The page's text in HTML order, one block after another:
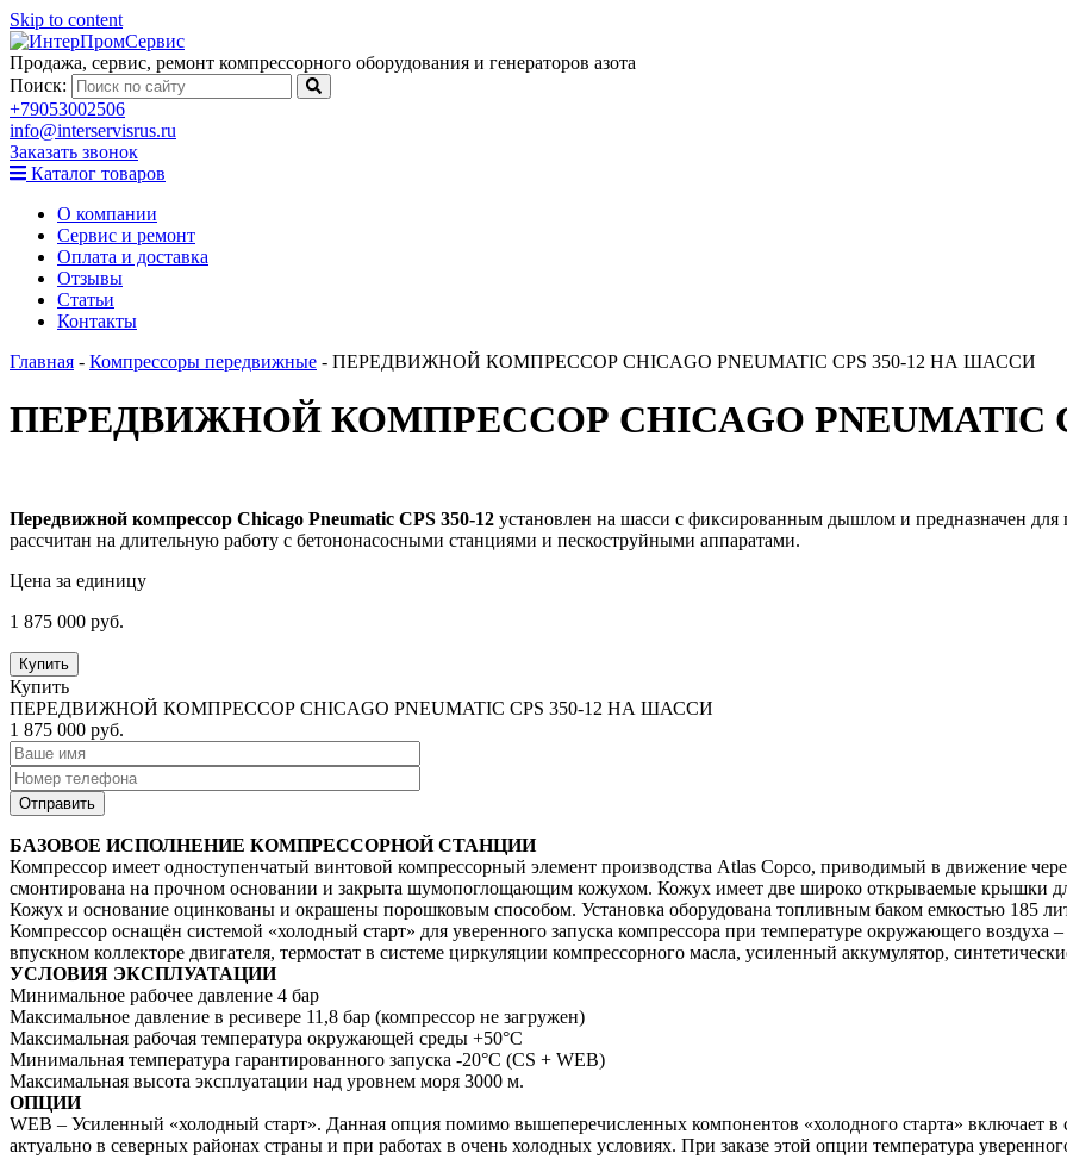
Skip to content
Продажа, сервис, ремонт компрессорного оборудования и генераторов азота
Поиск:
+79053002506
info@interservisrus.ru
Заказать звонок
Каталог товаров
О компании
Сервис и ремонт
Оплата и доставка
Отзывы
Статьи
Контакты
Главная - Компрессоры передвижные - ПЕРЕДВИЖНОЙ КОМПРЕССОР CHICAGO PNEUMATIC CPS 350-12 НА ШАССИ
ПЕРЕДВИЖНОЙ КОМПРЕССОР CHICAGO PNEUMATIC
Передвижной компрессор Chicago Pneumatic CPS 350-12 установлен на шасси с фиксированным дышлом и предназначен
рассчитан на длительную работу с бетононасосными станциями и пескоструйными аппаратами.
Цена за единицу
1 875 000 руб.
Купить
Купить
ПЕРЕДВИЖНОЙ КОМПРЕССОР CHICAGO PNEUMATIC CPS 350-12 НА ШАССИ
1 875 000 руб.
БАЗОВОЕ ИСПОЛНЕНИЕ КОМПРЕССОРНОЙ СТАНЦИИ
Компрессор имеет одноступенчатый винтовой компрессорный элемент производства Atlas Copco, приводимый в движение
смонтирована на прочном основании и закрыта шумопоглощающим кожухом. Кожух имеет две широко открываемые крышки
Кожух и основание оцинкованы и окрашены порошковым способом. Установка оборудована топливным баком емкостью 185
Компрессор оснащён системой «холодный старт» для уверенного запуска компрессора при температуре окружающего воздуха
впускном коллекторе двигателя, термостат в системе циркуляции компрессорного масла, усиленный аккумулятор,
УСЛОВИЯ ЭКСПЛУАТАЦИИ
Минимальное рабочее давление 4 бар
Максимальное давление в ресивере 11,8 бар (компрессор не загружен)
Максимальная рабочая температура окружающей среды +50°C
Минимальная температура гарантированного запуска -20°C (CS + WEB)
Максимальная высота эксплуатации над уровнем моря 3000 м.
ОПЦИИ
WEB – Усиленный «холодный старт». Данная опция помимо вышеперечисленных компонентов «холодного старта» включает
актуально в северных районах страны и при работах в очень холодных условиях. При заказе этой опции температура